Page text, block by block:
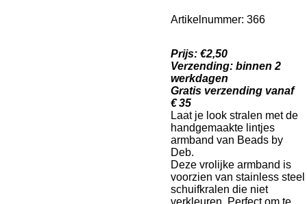
Artikelnummer: 366
Prijs: €2,50
Verzending: binnen 2
werkdagen
Gratis verzending vanaf
€ 35
Laat je look stralen met de
handgemaakte lintjes
armband van Beads by
Deb.
Deze vrolijke armband is
voorzien van stainless steel
schuifkralen die niet